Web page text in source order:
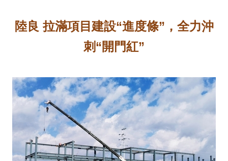
陸良 拉滿項目建設“進度條”，全力沖
刺“開門紅”